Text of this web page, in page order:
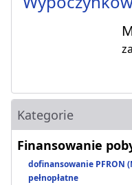
Kategorie
Finansowanie
dofinansowanie PFRON
pełnopłatne